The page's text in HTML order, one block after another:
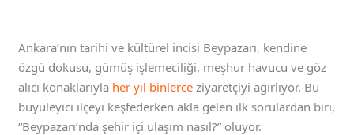
Ankara’nın tarihi ve kültürel incisi Beypazarı, kendine
özgü dokusu, gümüş işlemeciliği, meşhur havucu ve göz
alıcı konaklarıyla her yıl binlerce ziyaretçiyi ağırlıyor. Bu
büyüleyici ilçeyi keşfederken akla gelen ilk sorulardan biri,
“Beypazarı’nda şehir içi ulaşım nasıl?” oluyor.